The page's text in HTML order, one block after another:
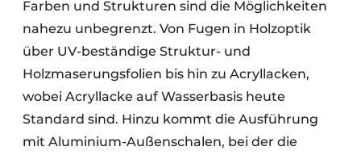
Farben und Strukturen sind die Möglichkeiten
nahezu unbegrenzt. Von Fugen in Holzoptik
über UV-beständige Struktur- und
Holzmaserungsfolien bis hin zu Acryllacken,
wobei Acryllacke auf Wasserbasis heute
Standard sind. Hinzu kommt die Ausführung
mit Aluminium-Außenschalen, bei der die